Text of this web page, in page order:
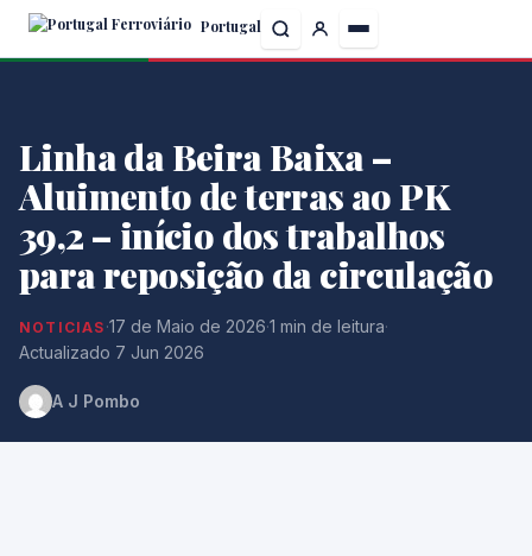
Skip
Portugal
Linha da Beira Baixa –
Aluimento de terras ao PK
39,2 – início dos trabalhos
para reposição da circulação
NOTICIAS ·17 de Maio de 2026·1 min de leitura·
Actualizado 7 Jun 2026
A J Pombo